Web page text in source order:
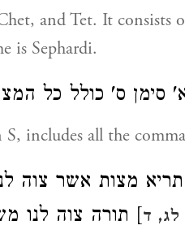
and Tet. It consists
is Sephardi.
סימן ס' כולל כל
includes all the
מצות אשר צוה
לג, ד] תורה צוה לנו